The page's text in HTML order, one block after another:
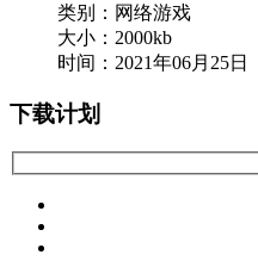
类别：网络游戏
大小：2000kb
时间：2021年06月25日
下载计划